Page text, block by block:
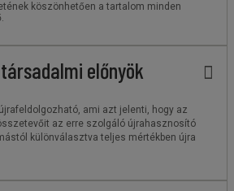
köszönhetően a tartalom minden
előnyök
ami azt jelenti, hogy az
az erre szolgáló újrahasznosító
különválasztva teljes mértékben újra